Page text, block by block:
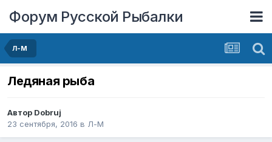
Форум Русской Рыбалки
Л-М
Ледяная рыба
Автор Dobruj
23 сентября, 2016 в Л-М